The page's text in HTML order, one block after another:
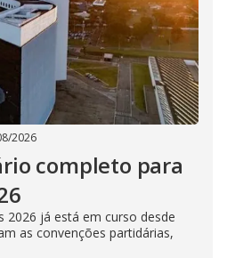
2026
completo para
2026 já está em curso desde
as convenções partidárias,